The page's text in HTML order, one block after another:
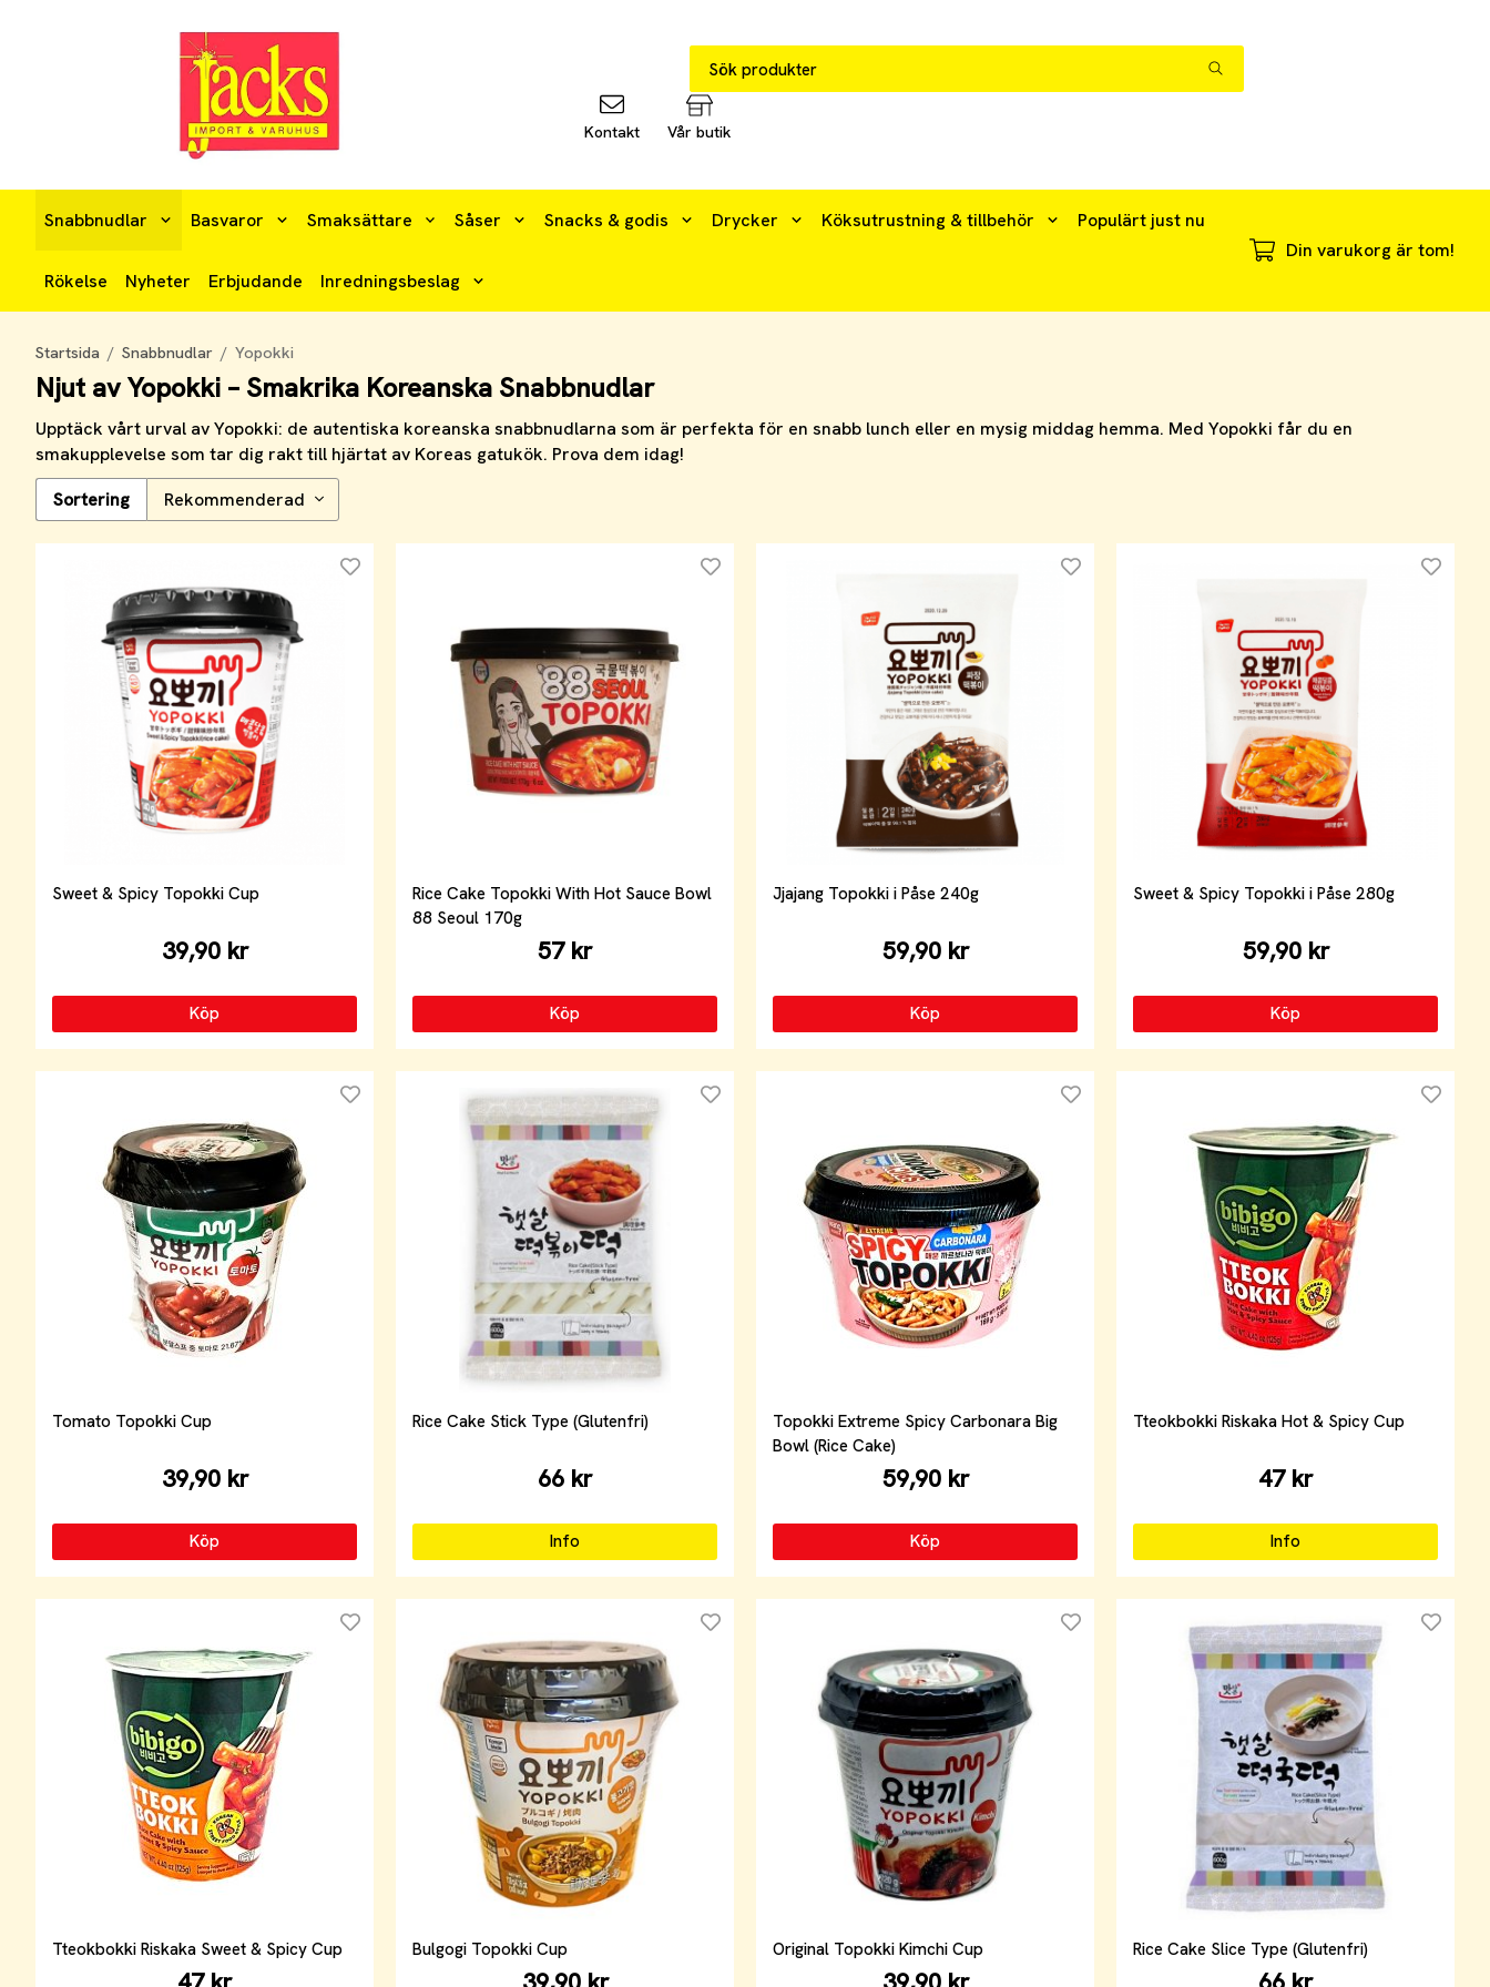
Kontakt Vår butik
Snabbnudlar Basvaror Smaksättare Såser Snacks & godis Drycker Köksutrustning & tillbehör Populärt just nu
Rökelse Nyheter Erbjudande Inredningsbeslag
Din varukorg är tom!
Startsida / Snabbnudlar / Yopokki
Njut av Yopokki – Smakrika Koreanska Snabbnudlar
Upptäck vårt urval av Yopokki: de autentiska koreanska snabbnudlarna som är perfekta för en snabb lunch eller en mysig middag hemma. Med Yopokki får du en
smakupplevelse som tar dig rakt till hjärtat av Koreas gatukök. Prova dem idag!
Sortering
Sweet & Spicy Topokki Cup
39,90 kr
Köp
Rice Cake Topokki With Hot Sauce Bowl
88 Seoul 170g
57 kr
Köp
Jjajang Topokki i Påse 240g
59,90 kr
Köp
Sweet & Spicy Topokki i Påse 280g
59,90 kr
Köp
Tomato Topokki Cup
39,90 kr
Köp
Rice Cake Stick Type (Glutenfri)
66 kr
Info
Topokki Extreme Spicy Carbonara Big
Bowl (Rice Cake)
59,90 kr
Köp
Tteokbokki Riskaka Hot & Spicy Cup
47 kr
Info
Tteokbokki Riskaka Sweet & Spicy Cup Bulgogi Topokki Cup Original Topokki Kimchi Cup Rice Cake Slice Type (Glutenfri)